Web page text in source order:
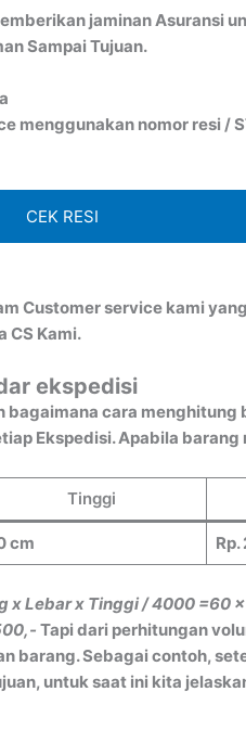
jaminan Asuransi
Sampai Tujuan.
menggunakan nomor resi /
CEK RESI
Customer service kami
CS Kami.
ekspedisi
cara
Ekspedisi. Apabila
Tinggi
cm
x Lebar x Tinggi / 4000 =60
Tapi dari perhitungan
barang. Sebagai contoh,
untuk saat ini kita